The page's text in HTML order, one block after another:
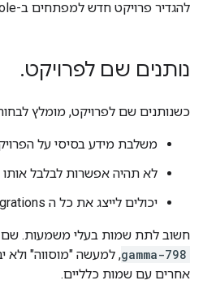
להגדיר פרויקט חדש למפתחים ב-
נותנים שם לפרויקט.
כשנותנים שם לפרויקט, מומלץ
משלבת מידע בסיסי על
לא תהיה אפשרות לבלבל
יכולים לייצג את כל ה integrations בפרויקט.
חשוב לתת שמות בעלי משמעות. שם
gamma-798, למעשה "מוסווה" ולא
אחרים עם שמות כלליים.